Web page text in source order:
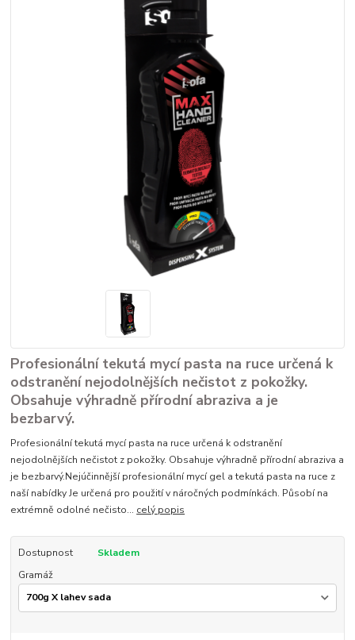
Profesionální tekutá mycí pasta na ruce určená k
odstranění nejodolnějších nečistot z pokožky.
Obsahuje výhradně přírodní abraziva a je
bezbarvý.
Profesionální tekutá mycí pasta na ruce určená k odstranění
nejodolnějších nečistot z pokožky. Obsahuje výhradně přírodní abraziva a
je bezbarvý. ​Nejúčinnější profesionální mycí gel a tekutá pasta na ruce z
naší nabídky Je určená pro použití v náročných podmínkách. Působí na
extrémně odolné nečisto... celý popis
Dostupnost
Skladem
Gramáž